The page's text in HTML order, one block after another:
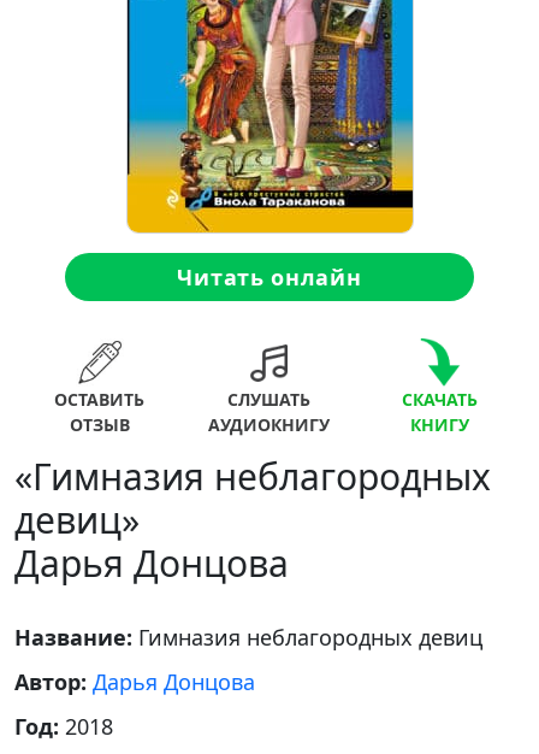
Читать онлайн
ОСТАВИТЬ
ОТЗЫВ
СЛУШАТЬ
АУДИОКНИГУ
СКАЧАТЬ
КНИГУ
«Гимназия неблагородных
девиц»
Дарья Донцова
Название: Гимназия неблагородных девиц
Автор: Дарья Донцова
Год: 2018